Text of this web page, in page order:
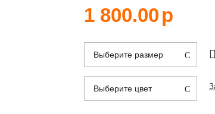
1 800.00р
Выберите размер
Выберите цвет